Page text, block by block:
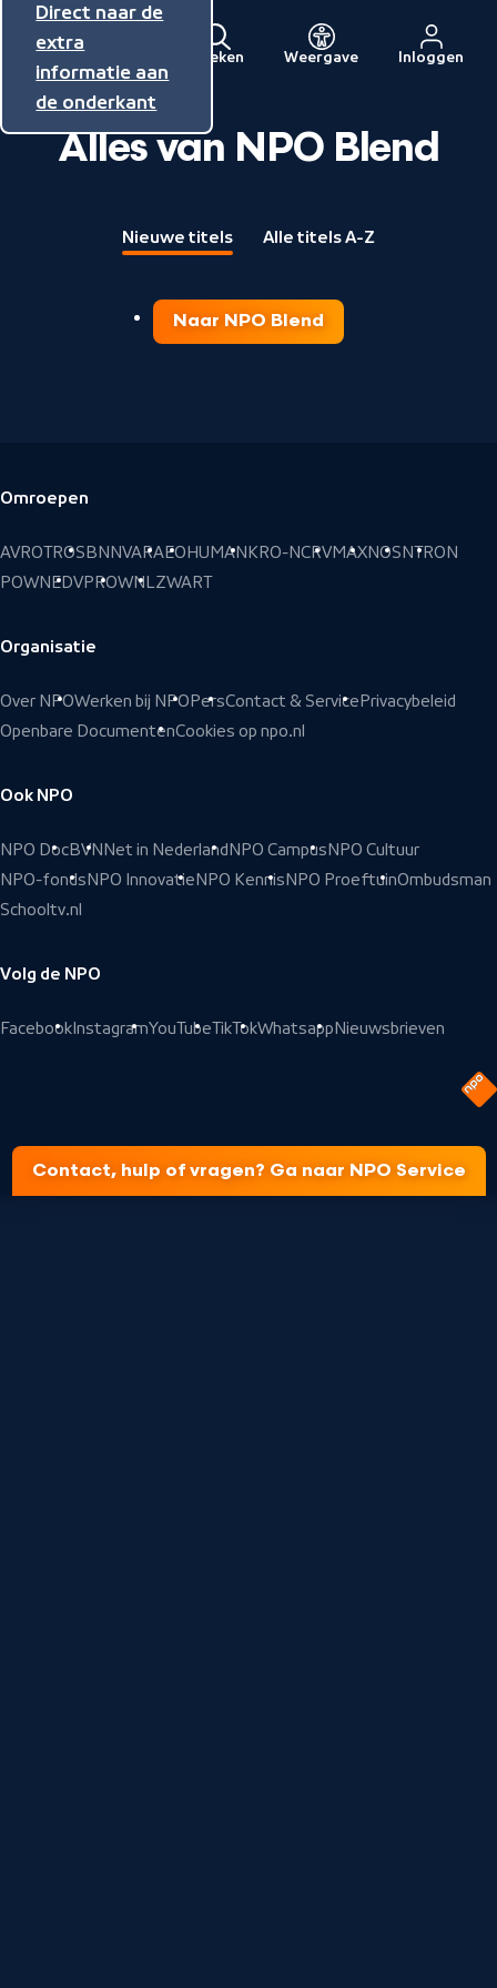
Direct naar de
inhoud
Direct naar de
hoofdnavigatie
Direct naar de
extra
informatie aan
de onderkant
Menu
Naar
de
beginpagina
van
Zoeken Weergave Inloggen
Alles van NPO Blend
Nieuwe titels Alle titels A-Z
Naar NPO Blend
Voettekst
Omroepen
AVROTROS BNNVARAEO HUMAN KRO-NCRVMAXNOS NTRON
POWNEDVPROWNLZWART
Organisatie
Over NPOWerken bij NPO PersContact & Service Privacybeleid
Openbare DocumentenCookies op npo.nl
Ook NPO
NPO DocBVN Net in Nederland NPO Campus NPO Cultuur
NPO-fonds NPO Innovatie NPO Kennis NPO ProeftuinOmbudsman
Schooltv.nl
Volg de NPO
Facebook InstagramYouTubeTikTokWhatsapp Nieuwsbrieven
Contact, hulp of vragen? Ga naar NPO Service